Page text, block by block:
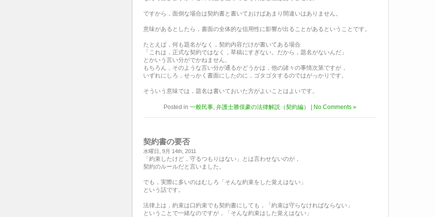
ですから，面倒な場合は契約書と書いておけばあまり間違いはありません。
意味があるとしたら，書面の全体的な信用性に影響が出ることがあるということです。
たとえば，何も題名がなく，契約内容だけが書いてある場合
「これは，正式な契約ではなく，草稿にすぎない。だから，題名がないんだ」
とかいう言い分がでかねません。
もちろん，そのような言い分が通るかどうかは，他の諸々の事情次第ですが，
いずれにしろ，せっかく書面にしたのに，ゴタゴタするのではがっかりです。
そういう意味では，題名は書いておいた方がよいことはよいです。
Posted in 一般民事, 弁護士勝俣豪の法律解説（契約編） No Comments »
契約書の要否
水曜日, 9月 14th, 2011
「約束したけど，守るつもりはない」とは言わせないのが，
契約のルールだと言いました。
でも，実際に多いのはむしろ「そんな約束をした覚えはない」
という話です。
法律上は，約束は口約束でも契約書にしても，「約束は守らなければならない」
ということで一緒なのですが，「そんな約束はした覚えはない」